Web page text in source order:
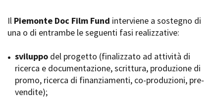
Attrici-Attori
Beginners
LOCATION GUIDE
FILM DATABASE
BOOK DATABASE
Location - Accedi al tuo
profilo
Newsletter
Lavora con noi
Stage - Tirocini - Scuola e
Lavoro
Il Piemonte Doc Film Fund interviene a sostegno di
una o di entrambe le seguenti fasi realizzative:
sviluppo del progetto (finalizzato ad attività di
ricerca e documentazione, scrittura, produzione di
promo, ricerca di finanziamenti, co-produzioni, pre-
vendite);